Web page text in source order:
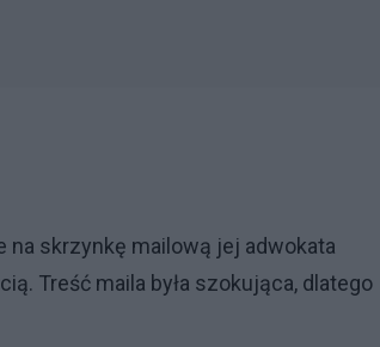
na skrzynkę mailową jej adwokata
Treść maila była szokująca, dlatego